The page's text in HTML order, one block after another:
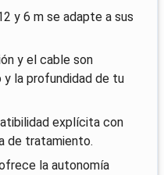
y 6 m se adapte a sus
y el cable son
la profundidad de tu
explícita con
de tratamiento.
la autonomía